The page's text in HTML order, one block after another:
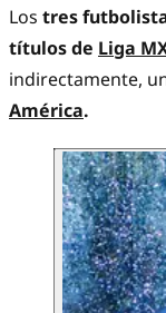
Los tres
títulos de Liga
indirectamente,
América.